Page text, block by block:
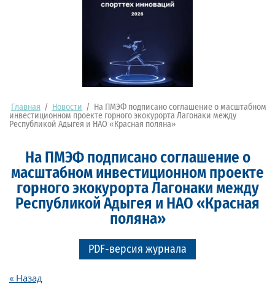
Главная / Новости /
На ПМЭФ подписано соглашение о масштабном
инвестиционном проекте горного экокурорта Лагонаки между
Республикой Адыгея и НАО «Красная поляна»
На ПМЭФ подписано соглашение о
масштабном инвестиционном проекте
горного экокурорта Лагонаки между
Республикой Адыгея и НАО «Красная
поляна»
PDF-версия журнала
« Назад